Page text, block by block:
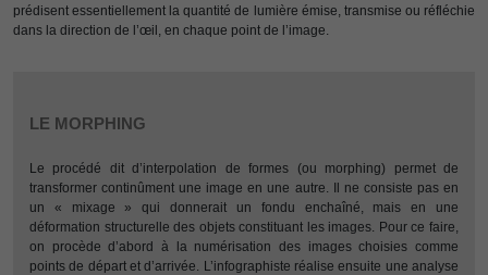
prédisent essentiellement la quantité de lumière émise, transmise ou réfléchie
dans la direction de l’œil, en chaque point de l’image.
LE MORPHING
Le procédé dit d’interpolation de formes (ou morphing) permet de
transformer continûment une image en une autre. Il ne consiste pas en
un « mixage » qui donnerait un fondu enchaîné, mais en une
déformation structurelle des objets constituant les images. Pour ce faire,
on procède d’abord à la numérisation des images choisies comme
points de départ et d’arrivée. L’infographiste réalise ensuite une analyse